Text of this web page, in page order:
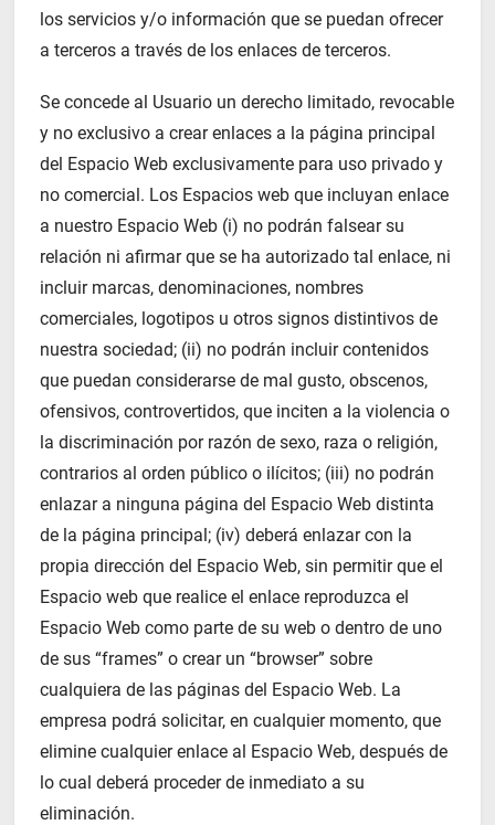
los servicios y/o información que se puedan ofrecer
a terceros a través de los enlaces de terceros.
Se concede al Usuario un derecho limitado, revocable
y no exclusivo a crear enlaces a la página principal
del Espacio Web exclusivamente para uso privado y
no comercial. Los Espacios web que incluyan enlace
a nuestro Espacio Web (i) no podrán falsear su
relación ni afirmar que se ha autorizado tal enlace, ni
incluir marcas, denominaciones, nombres
comerciales, logotipos u otros signos distintivos de
nuestra sociedad; (ii) no podrán incluir contenidos
que puedan considerarse de mal gusto, obscenos,
ofensivos, controvertidos, que inciten a la violencia o
la discriminación por razón de sexo, raza o religión,
contrarios al orden público o ilícitos; (iii) no podrán
enlazar a ninguna página del Espacio Web distinta
de la página principal; (iv) deberá enlazar con la
propia dirección del Espacio Web, sin permitir que el
Espacio web que realice el enlace reproduzca el
Espacio Web como parte de su web o dentro de uno
de sus “frames” o crear un “browser” sobre
cualquiera de las páginas del Espacio Web. La
empresa podrá solicitar, en cualquier momento, que
elimine cualquier enlace al Espacio Web, después de
lo cual deberá proceder de inmediato a su
eliminación.